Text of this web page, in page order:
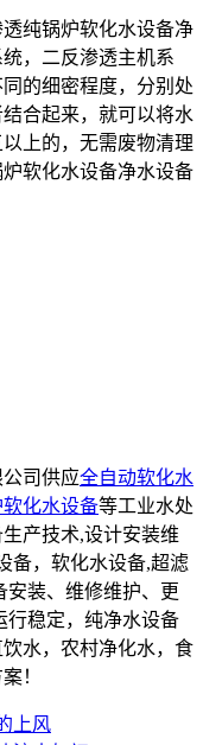
纯锅炉软化水设备净
，二反渗透主机系
的细密程度，分别处
合起来，就可以将水
上的，无需废物清理
软化水设备净水设备
司供应全自动软化水
化水设备等工业水处
产技术,设计安装维
备，软化水设备,超滤
装、维修维护、更
行稳定，纯净水设备
水，农村净化水，食
！
上风